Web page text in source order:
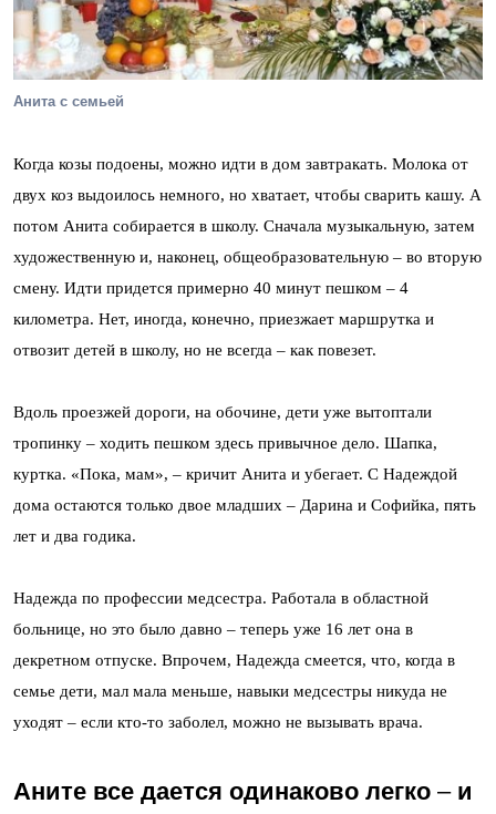
Анита с семьей
Когда козы подоены, можно идти в дом завтракать. Молока от
двух коз выдоилось немного, но хватает, чтобы сварить кашу. А
потом Анита собирается в школу. Сначала музыкальную, затем
художественную и, наконец, общеобразовательную – во вторую
смену. Идти придется примерно 40 минут пешком – 4
километра. Нет, иногда, конечно, приезжает маршрутка и
отвозит детей в школу, но не всегда – как повезет.
Вдоль проезжей дороги, на обочине, дети уже вытоптали
тропинку – ходить пешком здесь привычное дело. Шапка,
куртка. «Пока, мам», – кричит Анита и убегает. С Надеждой
дома остаются только двое младших – Дарина и Софийка, пять
лет и два годика.
Надежда по профессии медсестра. Работала в областной
больнице, но это было давно – теперь уже 16 лет она в
декретном отпуске. Впрочем, Надежда смеется, что, когда в
семье дети, мал мала меньше, навыки медсестры никуда не
уходят – если кто-то заболел, можно не вызывать врача.
Аните все дается одинаково легко –и